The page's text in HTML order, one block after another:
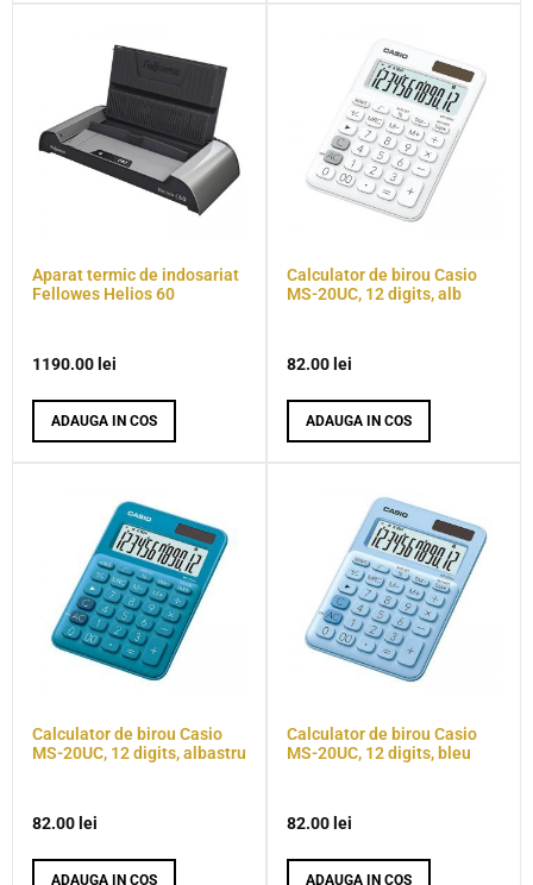
Aparat termic de indosariat
Fellowes Helios 60
1190.00 lei
ADAUGA IN COS
Calculator de birou Casio
MS-20UC, 12 digits, alb
82.00 lei
ADAUGA IN COS
Calculator de birou Casio
MS-20UC, 12 digits, albastru
82.00 lei
ADAUGA IN COS
Calculator de birou Casio
MS-20UC, 12 digits, bleu
82.00 lei
ADAUGA IN COS